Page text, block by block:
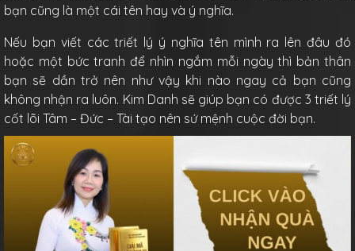
bạn cũng là một cái tên hay và ý nghĩa.
Nếu bạn viết các triết lý ý nghĩa tên mình ra lên đâu đó
hoặc một bức tranh để nhìn ngắm mỗi ngày thì bản thân
bạn sẽ dần trở nên như vậy khi nào ngay cả bạn cũng
không nhận ra luôn. Kim Danh sẽ giúp bạn có được 3 triết lý
cốt lõi Tâm – Đức – Tài tạo nên sứ mệnh cuộc đời bạn.